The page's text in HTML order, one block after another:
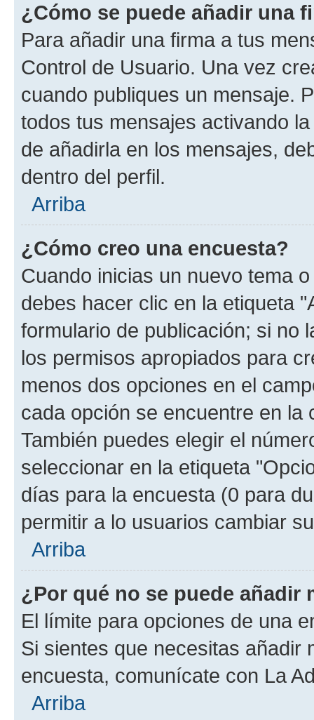
¿Cómo se puede añadir una
Para añadir una firma a tus
Control de Usuario. Una vez
cuando publiques un mensaje.
todos tus mensajes activando
de añadirla en los mensajes,
dentro del perfil.
Arriba
¿Cómo creo una encuesta?
Cuando inicias un nuevo tema
debes hacer clic en la etiqueta
formulario de publicación; si no
los permisos apropiados para
menos dos opciones en el
cada opción se encuentre en
También puedes elegir el
seleccionar en la etiqueta
días para la encuesta (0 para
permitir a lo usuarios cambiar
Arriba
¿Por qué no se puede añadir
El límite para opciones de una
Si sientes que necesitas añadir
encuesta, comunícate con La
Arriba